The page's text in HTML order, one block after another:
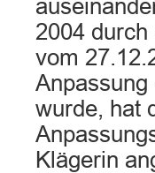
2004
vom
wurde, hat
Klägerin